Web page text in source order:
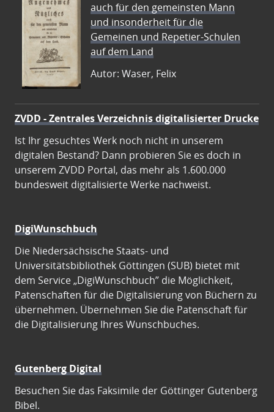
auch für den gemeinsten Mann
und insonderheit für die
Gemeinen und Repetier-Schulen
auf dem Land
Autor: Waser, Felix
ZVDD - Zentrales Verzeichnis digitalisierter Drucke
Ist Ihr gesuchtes Werk noch nicht in unserem
digitalen Bestand? Dann probieren Sie es doch in
unserem ZVDD Portal, das mehr als 1.600.000
bundesweit digitalisierte Werke nachweist.
DigiWunschbuch
Die Niedersächsische Staats- und
Universitätsbibliothek Göttingen (SUB) bietet mit
dem Service „DigiWunschbuch” die Möglichkeit,
Patenschaften für die Digitalisierung von Büchern zu
übernehmen. Übernehmen Sie die Patenschaft für
die Digitalisierung Ihres Wunschbuches.
Gutenberg Digital
Besuchen Sie das Faksimile der Göttinger Gutenberg
Bibel.